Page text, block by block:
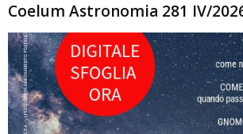
Coelum Astronomia 281 IV/